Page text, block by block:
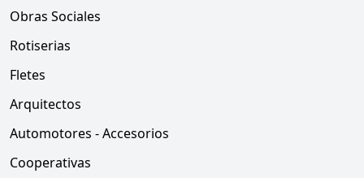
Obras Sociales
Rotiserias
Fletes
Arquitectos
Automotores - Accesorios
Cooperativas